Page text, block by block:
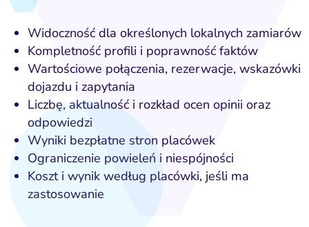
Ryzyko i zgodność
automation i CRM
wideo i wizualny
konwersji
Pozycjonowanie marki
PPC i kampanie płatne
SEO
media marketing
internetowe i landing
page
Napraw
Widoczność dla określonych lokalnych zamiarów
Kompletność profili i poprawność faktów
Wartościowe połączenia, rezerwacje, wskazówki
dojazdu i zapytania
Liczbę, aktualność i rozkład ocen opinii oraz
odpowiedzi
Wyniki bezpłatne stron placówek
Ograniczenie powieleń i niespójności
Koszt i wynik według placówki, jeśli ma
zastosowanie